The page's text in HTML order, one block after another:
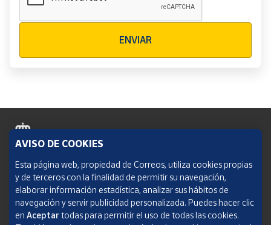
ENVIAR
Política de cookies
Aviso legal
Condiciones del servicio
AVISO DE COOKIES
Esta página web, propiedad de Correos, utiliza cookies propias
y de terceros con la finalidad de permitir su navegación,
elaborar información estadística, analizar sus hábitos de
navegación y servir publicidad personalizada. Puedes hacer clic
en Aceptar todas para permitir el uso de todas las cookies.